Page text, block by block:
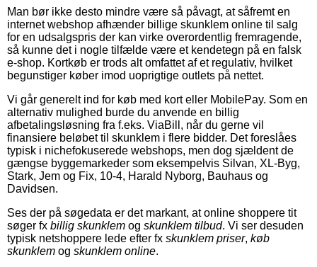
Man bør ikke desto mindre være så påvagt, at såfremt en
internet webshop afhænder billige skunklem online til salg
for en udsalgspris der kan virke overordentlig fremragende,
så kunne det i nogle tilfælde være et kendetegn på en falsk
e-shop. Kortkøb er trods alt omfattet af et regulativ, hvilket
begunstiger køber imod uoprigtige outlets på nettet.
Vi går generelt ind for køb med kort eller MobilePay. Som en
alternativ mulighed burde du anvende en billig
afbetalingsløsning fra f.eks. ViaBill, når du gerne vil
finansiere beløbet til skunklem i flere bidder. Det foreslåes
typisk i nichefokuserede webshops, men dog sjældent de
gængse byggemarkeder som eksempelvis Silvan, XL-Byg,
Stark, Jem og Fix, 10-4, Harald Nyborg, Bauhaus og
Davidsen.
Ses der på søgedata er det markant, at online shoppere tit
søger fx billig skunklem og skunklem tilbud. Vi ser desuden
typisk netshoppere lede efter fx skunklem priser, køb
skunklem og skunklem online.